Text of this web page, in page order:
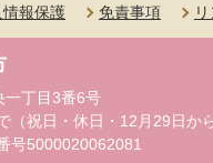
情報保護 免責事項
丁目3番6号
祝日・休日・12月29日か
号5000020062081